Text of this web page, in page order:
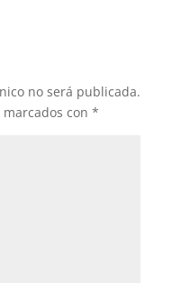
no será publicada.
con *